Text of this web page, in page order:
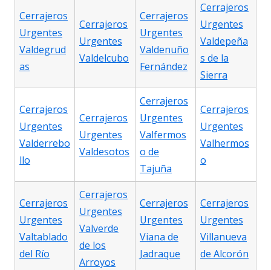
Cerrajeros
Urgentes
Valdegrud
as
Cerrajeros
Urgentes
Valdelcubo
Cerrajeros
Urgentes
Valdenuño
Fernández
Cerrajeros
Urgentes
Valdepeña
s de la
Sierra
Cerrajeros
Urgentes
Valderrebo
llo
Cerrajeros
Urgentes
Valdesotos
Cerrajeros
Urgentes
Valfermos
o de
Tajuña
Cerrajeros
Urgentes
Valhermos
o
Cerrajeros
Urgentes
Valtablado
del Río
Cerrajeros
Urgentes
Valverde
de los
Arroyos
Cerrajeros
Urgentes
Viana de
Jadraque
Cerrajeros
Urgentes
Villanueva
de Alcorón